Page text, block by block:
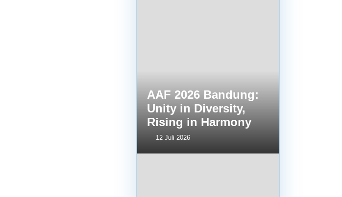
AAF 2026 Bandung:
Unity in Diversity,
Rising in Harmony
12 Juli 2026